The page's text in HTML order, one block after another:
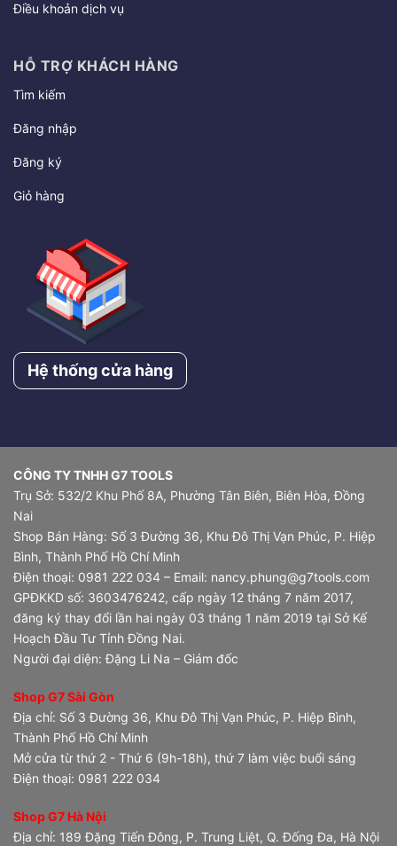
Điều khoản dịch vụ
HỖ TRỢ KHÁCH HÀNG
Tìm kiếm
Đăng nhập
Đăng ký
Giỏ hàng
Hệ thống cửa hàng
CÔNG TY TNHH G7 TOOLS
Trụ Sở: 532/2 Khu Phố 8A, Phường Tân Biên, Biên Hòa, Đồng
Nai
Shop Bán Hàng: Số 3 Đường 36, Khu Đô Thị Vạn Phúc, P. Hiệp
Bình, Thành Phố Hồ Chí Minh
Điện thoại: 0981 222 034 – Email: nancy.phung@g7tools.com
GPĐKKD số: 3603476242, cấp ngày 12 tháng 7 năm 2017,
đăng ký thay đổi lần hai ngày 03 tháng 1 năm 2019 tại Sở Kế
Hoạch Đầu Tư Tỉnh Đồng Nai.
Người đại diện: Đặng Li Na – Giám đốc
Shop G7 Sài Gòn
Địa chỉ: Số 3 Đường 36, Khu Đô Thị Vạn Phúc, P. Hiệp Bình,
Thành Phố Hồ Chí Minh
Mở cửa từ thứ 2 - Thứ 6 (9h-18h), thứ 7 làm việc buổi sáng
Điện thoại: 0981 222 034
Shop G7 Hà Nội
Địa chỉ: 189 Đặng Tiến Đông, P. Trung Liệt, Q. Đống Đa, Hà Nội